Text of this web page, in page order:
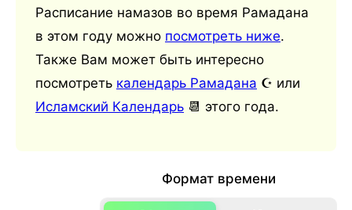
Расписание намазов во время Рамадана
в этом году можно посмотреть ниже.
Также Вам может быть интересно
посмотреть календарь Рамадана ☪️ или
Исламский Календарь 📆 этого года.
Формат времени